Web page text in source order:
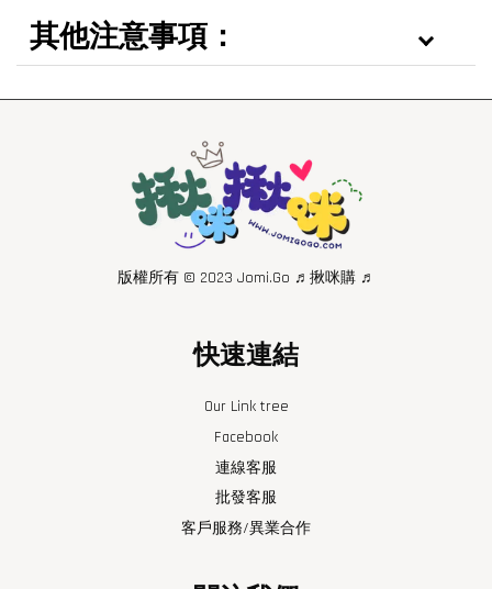
其他注意事項：
版權所有 © 2023 Jomi.Go ♬揪咪購 ♬
快速連結
Our Link tree
Facebook
連線客服
批發客服
客戶服務/異業合作